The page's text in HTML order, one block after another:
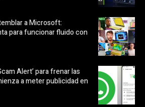
a Microsoft:
para funcionar fluido con
Alert’ para frenar las
a meter publicidad en